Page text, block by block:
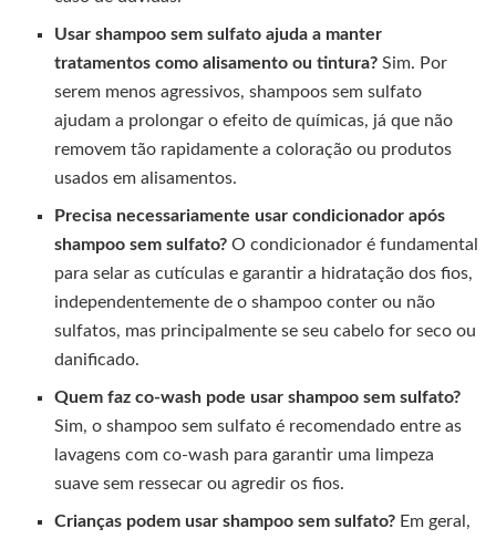
Usar shampoo sem sulfato ajuda a manter
tratamentos como alisamento ou tintura? Sim. Por
serem menos agressivos, shampoos sem sulfato
ajudam a prolongar o efeito de químicas, já que não
removem tão rapidamente a coloração ou produtos
usados em alisamentos.
Precisa necessariamente usar condicionador após
shampoo sem sulfato? O condicionador é fundamental
para selar as cutículas e garantir a hidratação dos fios,
independentemente de o shampoo conter ou não
sulfatos, mas principalmente se seu cabelo for seco ou
danificado.
Quem faz co-wash pode usar shampoo sem sulfato?
Sim, o shampoo sem sulfato é recomendado entre as
lavagens com co-wash para garantir uma limpeza
suave sem ressecar ou agredir os fios.
Crianças podem usar shampoo sem sulfato? Em geral,